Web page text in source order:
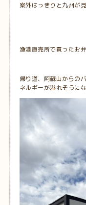
案外はっきりと九州が
漁港直売所で買ったお
帰り道、阿蘇山からの
ネルギーが溢れそうに